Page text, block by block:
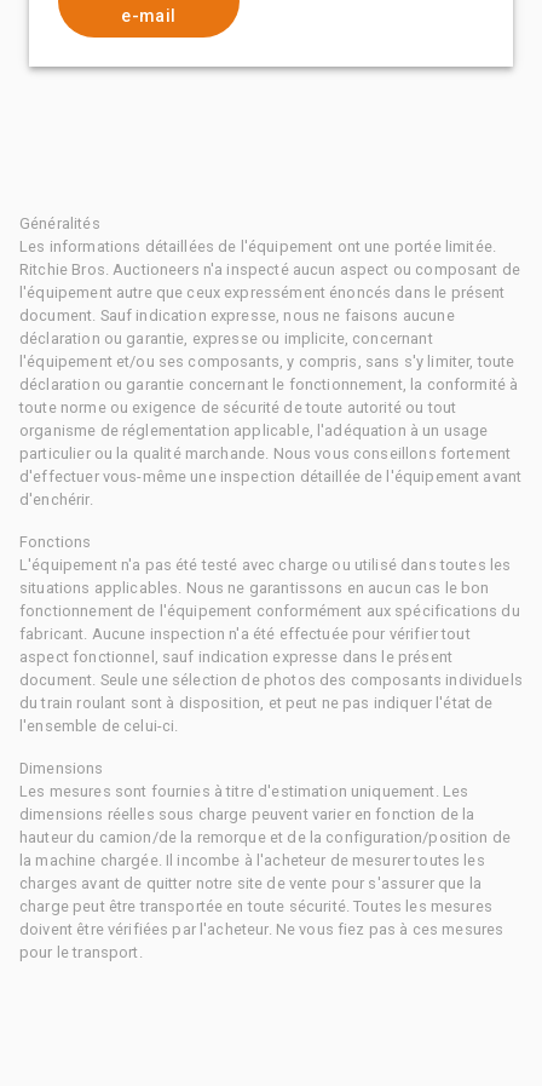
e-mail
Généralités
Les informations détaillées de l'équipement ont une portée limitée.
Ritchie Bros. Auctioneers n'a inspecté aucun aspect ou composant de
l'équipement autre que ceux expressément énoncés dans le présent
document. Sauf indication expresse, nous ne faisons aucune
déclaration ou garantie, expresse ou implicite, concernant
l'équipement et/ou ses composants, y compris, sans s'y limiter, toute
déclaration ou garantie concernant le fonctionnement, la conformité à
toute norme ou exigence de sécurité de toute autorité ou tout
organisme de réglementation applicable, l'adéquation à un usage
particulier ou la qualité marchande. Nous vous conseillons fortement
d'effectuer vous-même une inspection détaillée de l'équipement avant
d'enchérir.
Fonctions
L'équipement n'a pas été testé avec charge ou utilisé dans toutes les
situations applicables. Nous ne garantissons en aucun cas le bon
fonctionnement de l'équipement conformément aux spécifications du
fabricant. Aucune inspection n'a été effectuée pour vérifier tout
aspect fonctionnel, sauf indication expresse dans le présent
document. Seule une sélection de photos des composants individuels
du train roulant sont à disposition, et peut ne pas indiquer l'état de
l'ensemble de celui-ci.
Dimensions
Les mesures sont fournies à titre d'estimation uniquement. Les
dimensions réelles sous charge peuvent varier en fonction de la
hauteur du camion/de la remorque et de la configuration/position de
la machine chargée. Il incombe à l'acheteur de mesurer toutes les
charges avant de quitter notre site de vente pour s'assurer que la
charge peut être transportée en toute sécurité. Toutes les mesures
doivent être vérifiées par l'acheteur. Ne vous fiez pas à ces mesures
pour le transport.